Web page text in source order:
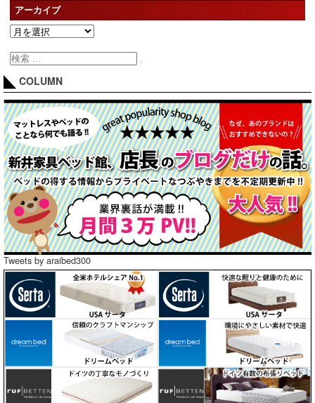
アーカイブ
COLUMN
Tweets by araibed300